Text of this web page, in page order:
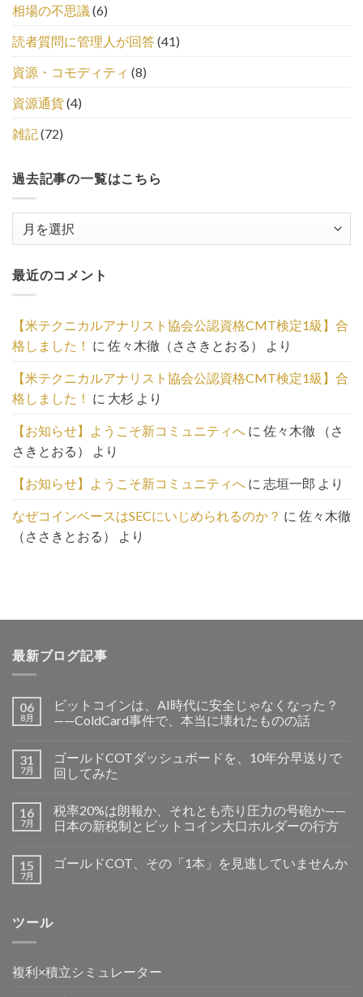
相場の不思議 (6)
読者質問に管理人が回答(41)
資源・コモディティ (8)
資源通貨(4)
雑記(72)
過去記事の一覧はこちら
事
の
覧
は
こ
ち
ら
最近のコメント
【米テクニカルアナリスト協会公認資格CMT検定1級】合
格しました！ に 佐々木徹（ささきとおる） より
【米テクニカルアナリスト協会公認資格CMT検定1級】合
格しました！ に 大杉 より
【お知らせ】ようこそ新コミュニティへ に 佐々木徹 （さ
さきとおる）
より
【お知らせ】ようこそ新コミュニティへ に 志垣一郎 より
なぜコインベースはSECにいじめられるのか？ に 佐々木徹
（ささきとおる）
より
最新ブログ記事
06
8月
ビットコインは、AI時代に安全じゃなくなった？
——ColdCard事件で、本当に壊れたものの話
31
7月
ゴールドCOTダッシュボードを、10年分早送りで
回してみた
16
7月
税率20%は朗報か、それとも売り圧力の号砲か——
日本の新税制とビットコイン大口ホルダーの行方
15
7月
ゴールドCOT、その「1本」を見逃していませんか
ツール
複利×積立シミュレーター